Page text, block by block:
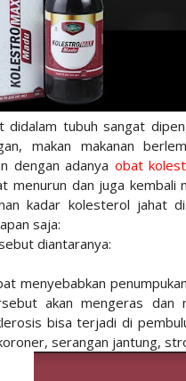
didalam tubuh sangat
makan makanan
dengan adanya obat
menurun dan juga kembali
kadar kolesterol jahat
saja:
diantaranya:
menyebabkan
akan mengeras dan
bisa terjadi di
serangan jantung,